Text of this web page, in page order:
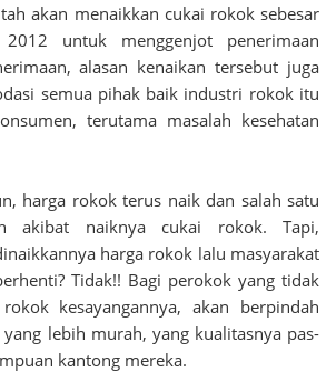
akan menaikkan cukai rokok sebesar
untuk menggenjot penerimaan
alasan kenaikan tersebut juga
semua pihak baik industri rokok itu
terutama masalah kesehatan
harga rokok terus naik dan salah satu
akibat naiknya cukai rokok. Tapi,
harga rokok lalu masyarakat
Tidak!! Bagi perokok yang tidak
kesayangannya, akan berpindah
lebih murah, yang kualitasnya pas-
kantong mereka.